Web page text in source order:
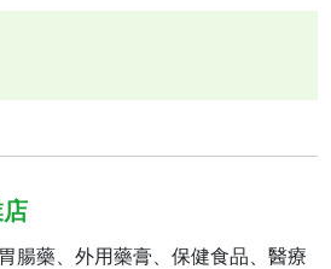
腸藥、外用藥膏、保健食品、醫療